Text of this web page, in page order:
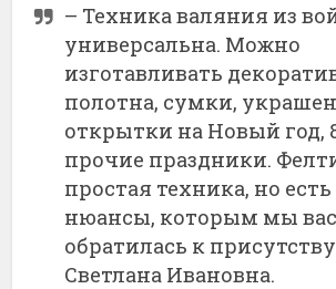
– Техника валяния из
универсальна. Можно
изготавливать
полотна, сумки,
открытки на Новый год,
прочие праздники.
простая техника, но
нюансы, которым мы
обратилась к
Светлана Ивановна.